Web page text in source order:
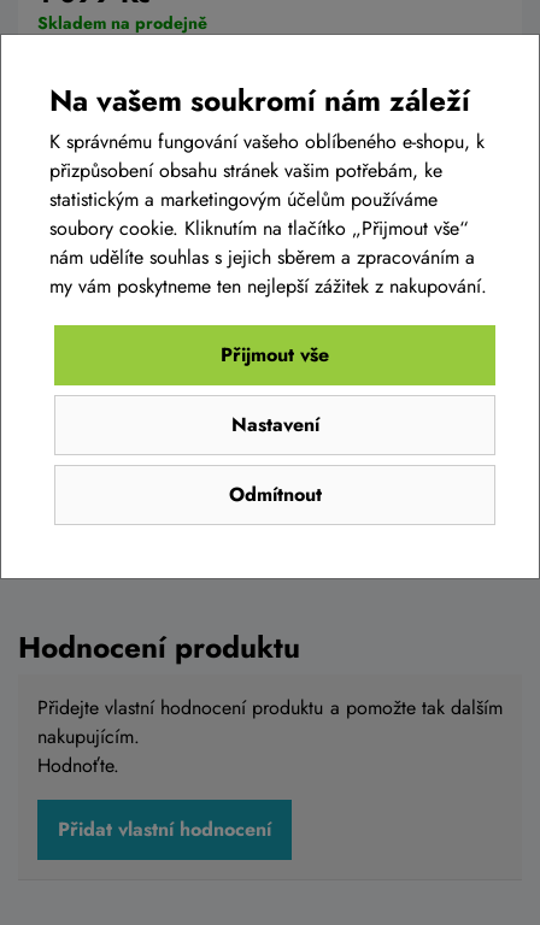
Skladem na prodejně
Detail
Diskuse k produktu (0)
Máte otázky k produktu:CYKLISTICKÁ HELMA R2
ATH20J LUMEN JUNIOR?
Zeptejte se.
Zeptat se v diskusi
Hodnocení produktu
Přidejte vlastní hodnocení produktu a pomožte tak dalším
nakupujícím.
Hodnoťte.
Přidat vlastní hodnocení
Na vašem soukromí nám záleží
K správnému fungování vašeho oblíbeného e-shopu, k
přizpůsobení obsahu stránek vašim potřebám, ke
statistickým a marketingovým účelům používáme
soubory cookie. Kliknutím na tlačítko „Přijmout vše“
nám udělíte souhlas s jejich sběrem a zpracováním a
my vám poskytneme ten nejlepší zážitek z nakupování.
Odmítnout
Nastavení
Přijmout vše